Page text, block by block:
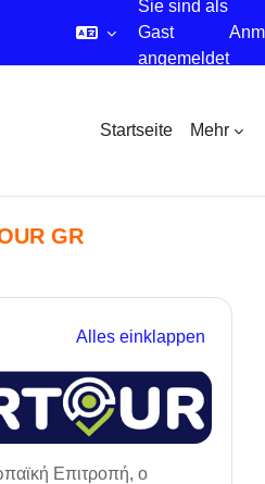
Sie sind als
Gast
angemeldet
Startseite Mehr
GR
Alles einklappen
Επιτροπή, ο